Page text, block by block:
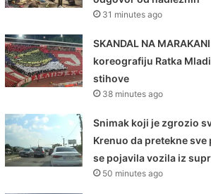
31 minutes ago
SKANDAL NA
koreografiju Ratka
stihove
38 minutes ago
Snimak koji je zgrozio
Krenuo da pretekne
se pojavila vozila iz
50 minutes ago